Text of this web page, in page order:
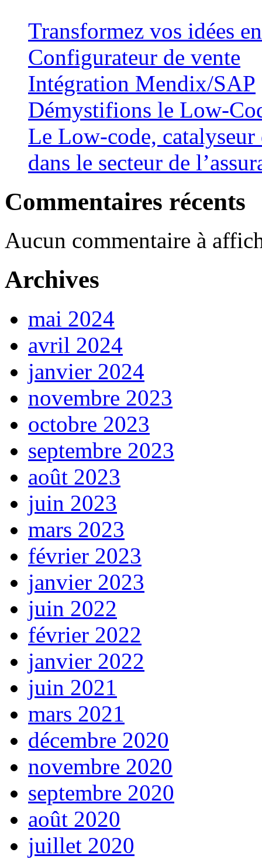
Transformez vos idées
Configurateur de vente
Intégration Mendix/SAP
Démystifions le Low-
Le Low-code,
dans le secteur de
Commentaires récents
Aucun commentaire à
Archives
mai 2024
avril 2024
janvier 2024
novembre 2023
octobre 2023
septembre 2023
août 2023
juin 2023
mars 2023
février 2023
janvier 2023
juin 2022
février 2022
janvier 2022
juin 2021
mars 2021
décembre 2020
novembre 2020
septembre 2020
août 2020
juillet 2020